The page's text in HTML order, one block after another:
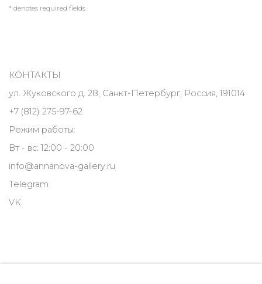
* denotes required fields
КОНТАКТЫ
ул. Жуковского д. 28, Санкт-Петербург, Россия, 191014
+7 (812) 275-97-62
Режим работы:
Вт - вс: 12:00 - 20:00
info@annanova-gallery.ru
Telegram
VK